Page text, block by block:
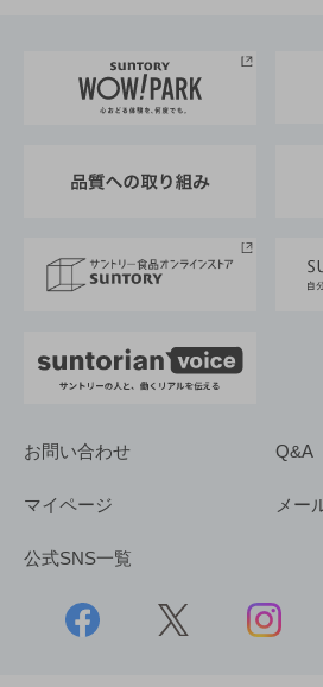
地域情報
サントリーサンバーズ大阪
サントリーが考えるサステナビ
企業概要
採用情報
お問い合わせ Q&A
マイページ メー
公式SNS一覧